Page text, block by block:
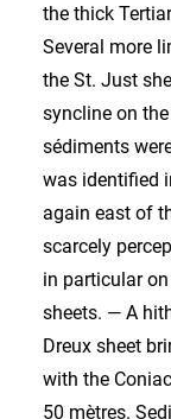
the thick
Several more
the St. Just
syncline on
sédiments
was identified
again east of
scarcely
in particular
sheets. — A
Dreux sheet
with the
50 mètres.